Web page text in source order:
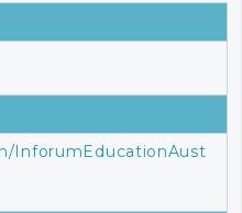
InforumEducationAust